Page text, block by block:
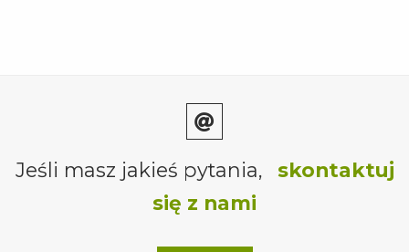
Jeśli masz jakieś pytania,
skontaktuj
się z nami